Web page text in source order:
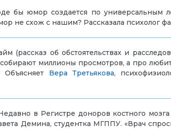
бы юмор создается по универсальным
не схож с нашим? Рассказала психолог
(рассказ об обстоятельствах и
миллионы просмотров, а про
Объясняет Вера Третьякова,
в Регистре доноров костного
Демина, студентка МГППУ. «Врач